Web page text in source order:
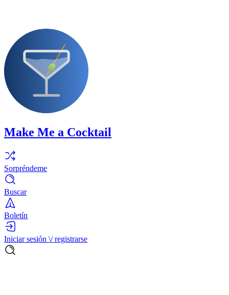
Make Me a Cocktail
Sorpréndeme
Buscar
Boletín
Iniciar sesión \/ registrarse